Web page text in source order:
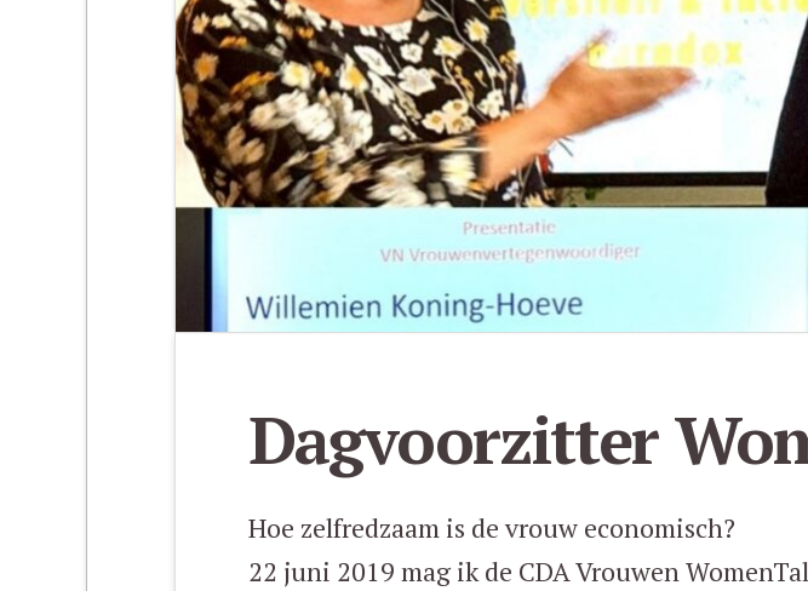
Dagvoorzitter
Hoe zelfredzaam is de vrouw economisch?
22 juni 2019 mag ik de CDA Vrouwen